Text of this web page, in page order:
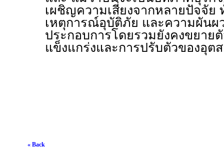
เผชิญความเสี่ยงจากหลายปัจจัย
เหตุการณ์อุบัติภัย และความผันผ
ประกอบการโดยรวมยังคงขยาย
แข็งแกร่งและการปรับตัวของอุต
« Back